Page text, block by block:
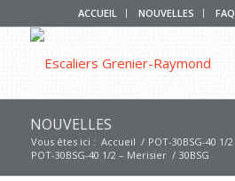
ACCUEIL NOUVELLES FAQ
NOUVELLES
Vous êtes ici : Accueil / POT-30BSG-40 1/2
POT-30BSG-40 1/2 – Merisier / 30BSG